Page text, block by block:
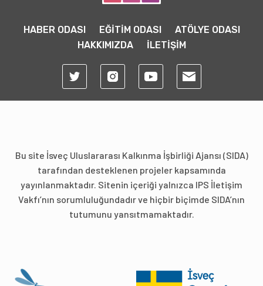
HABER ODASI EĞİTİM ODASI
ATÖLYE ODASI
HAKKIMIZDA
İLETİŞİM
Bu site İsveç Uluslararası Kalkınma İşbirliği Ajansı (SIDA)
tarafından desteklenen projeler kapsamında
yayınlanmaktadır. Sitenin içeriği yalnızca IPS İletişim
Vakfı’nın sorumluluğundadır ve hiçbir biçimde SIDA’nın
tutumunu yansıtmamaktadır.